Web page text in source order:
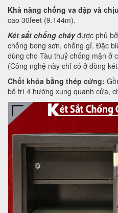
Khả năng chống va đập và
cao 30feet (9.144m).
Két sắt chống cháyđược phủ
chống bong sơn, chống gỉ. Đặc
dùng cho Tàu thuỷ chống mặn ở
(Công nghệ này chỉ có ở dòng
Chốt khóa bằng thép cứng:
bố trí 4 hướng xung quanh cửa,